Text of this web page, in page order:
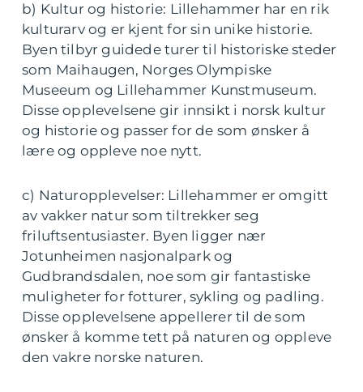
b) Kultur og historie: Lillehammer har en rik
kulturarv og er kjent for sin unike historie.
Byen tilbyr guidede turer til historiske steder
som Maihaugen, Norges Olympiske
Museeum og Lillehammer Kunstmuseum.
Disse opplevelsene gir innsikt i norsk kultur
og historie og passer for de som ønsker å
lære og oppleve noe nytt.
c) Naturopplevelser: Lillehammer er omgitt
av vakker natur som tiltrekker seg
friluftsentusiaster. Byen ligger nær
Jotunheimen nasjonalpark og
Gudbrandsdalen, noe som gir fantastiske
muligheter for fotturer, sykling og padling.
Disse opplevelsene appellerer til de som
ønsker å komme tett på naturen og oppleve
den vakre norske naturen.